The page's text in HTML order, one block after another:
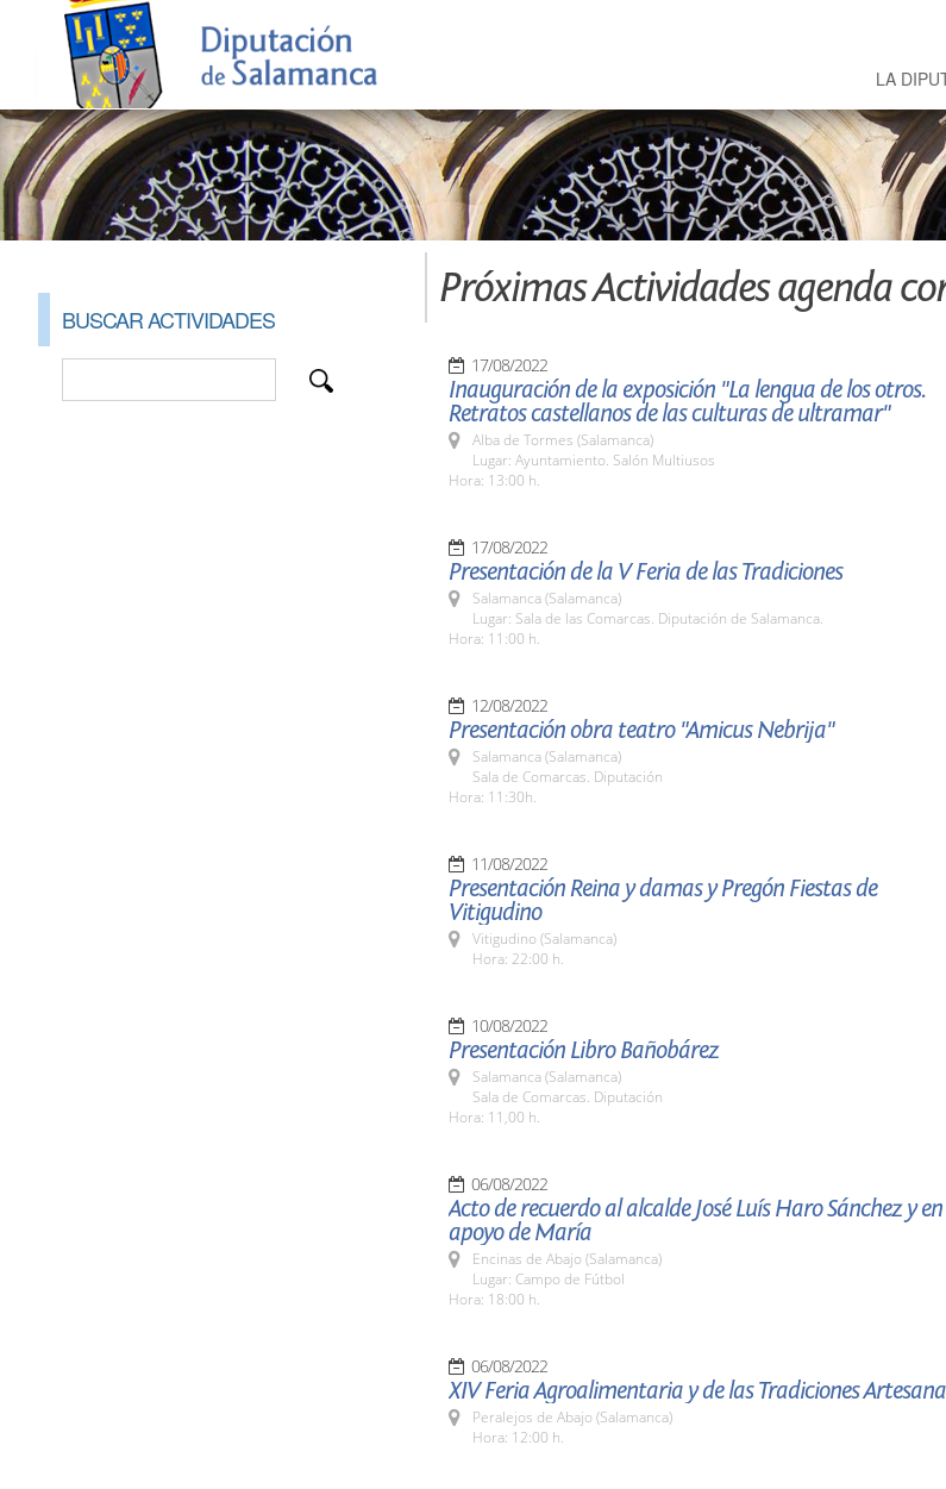
LA
BUSCAR ACTIVIDADES
Próximas Actividades agenda
17/08/2022
Inauguración de la exposición "La lengua de los otros.
Retratos castellanos de las culturas de ultramar"
Alba de Tormes (Salamanca)
Lugar: Ayuntamiento. Salón Multiusos
Hora: 13:00 h.
17/08/2022
Presentación de la V Feria de las Tradiciones
Salamanca (Salamanca)
Lugar: Sala de las Comarcas. Diputación de Salamanca.
Hora: 11:00 h.
12/08/2022
Presentación obra teatro "Amicus Nebrija"
Salamanca (Salamanca)
Sala de Comarcas. Diputación
Hora: 11:30h.
11/08/2022
Presentación Reina y damas y Pregón Fiestas de
Vitigudino
Vitigudino (Salamanca)
Hora: 22:00 h.
10/08/2022
Presentación Libro Bañobárez
Salamanca (Salamanca)
Sala de Comarcas. Diputación
Hora: 11,00 h.
06/08/2022
Acto de recuerdo al alcalde José Luís Haro Sánchez y en
apoyo de María
Encinas de Abajo (Salamanca)
Lugar: Campo de Fútbol
Hora: 18:00 h.
06/08/2022
XIV Feria Agroalimentaria y de las Tradiciones
Peralejos de Abajo (Salamanca)
Hora: 12:00 h.